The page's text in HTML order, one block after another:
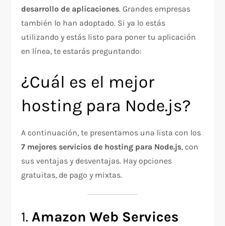
desarrollo de aplicaciones. Grandes empresas
también lo han adoptado. Si ya lo estás
utilizando y estás listo para poner tu aplicación
en línea, te estarás preguntando:
¿Cuál es el mejor
hosting para Node.js?
A continuación, te presentamos una lista con los
7 mejores servicios de hosting para Node.js, con
sus ventajas y desventajas. Hay opciones
gratuitas, de pago y mixtas.
1.Amazon Web Services